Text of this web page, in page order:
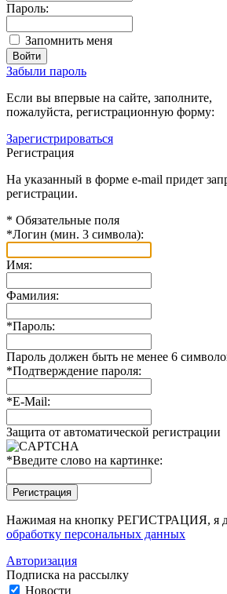
Пароль:
Запомнить меня
Забыли пароль
Если вы впервые на сайте, заполните,
пожалуйста, регистрационную форму:
Зарегистрироваться
Регистрация
На указанный в форме e-mail придет
регистрации.
* Обязательные поля
*Логин (мин. 3 символа):
Имя:
Фамилия:
*Пароль:
Пароль должен быть не менее 6
*Подтверждение пароля:
*E-Mail:
Защита от автоматической регистрации
*Введите слово на картинке:
Нажимая на кнопку РЕГИСТРАЦИЯ, я
обработку персональных данных
Авторизация
Подписка на рассылку
Новости